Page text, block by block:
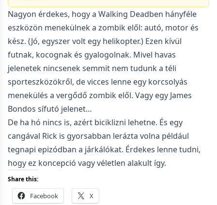
Nagyon érdekes, hogy a Walking Deadben hányféle
eszközön menekülnek a zombik elől: autó, motor és
kész. (Jó, egyszer volt egy helikopter.) Ezen kívül
futnak, kocognak és gyalogolnak. Mivel havas
jelenetek nincsenek semmit nem tudunk a téli
sporteszközökről, de vicces lenne egy korcsolyás
menekülés a vergődő zombik elől. Vagy egy James
Bondos sífutó jelenet…
De ha hó nincs is, azért biciklizni lehetne. És egy
cangával Rick is gyorsabban lerázta volna például
tegnapi epizódban a járkálókat. Érdekes lenne tudni,
hogy ez koncepció vagy véletlen alakult így.
Share this:
Facebook X